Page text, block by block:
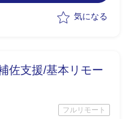
ンルで市場ポジションを狙
、あまり難易度は高くな
気になる
佐支援/基本リモー
フルリモート